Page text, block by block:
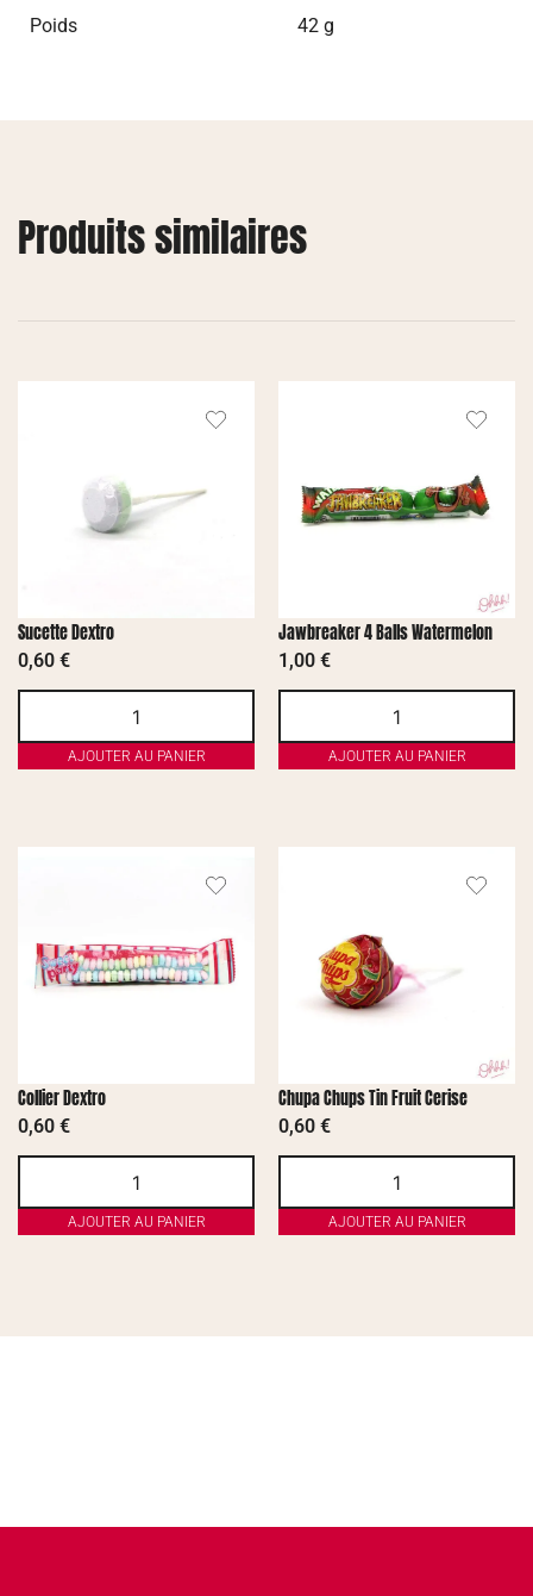
Poids 42 g
Produits similaires
Sucette Dextro
0,60 €
AJOUTER AU PANIER
Jawbreaker 4 Balls Watermelon
1,00 €
AJOUTER AU PANIER
Collier Dextro
0,60 €
AJOUTER AU PANIER
Chupa Chups Tin Fruit Cerise
0,60 €
AJOUTER AU PANIER